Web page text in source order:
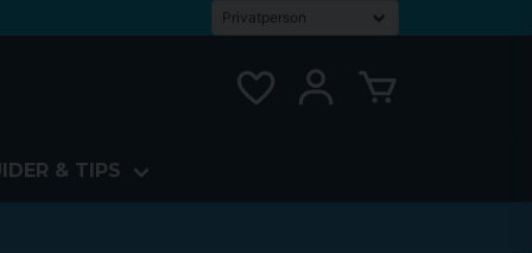
& TIPS